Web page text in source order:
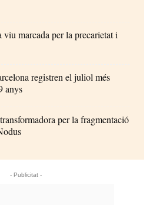
viu marcada per la precarietat i
registren el juliol més
anys
per la fragmentació
- Publicitat -